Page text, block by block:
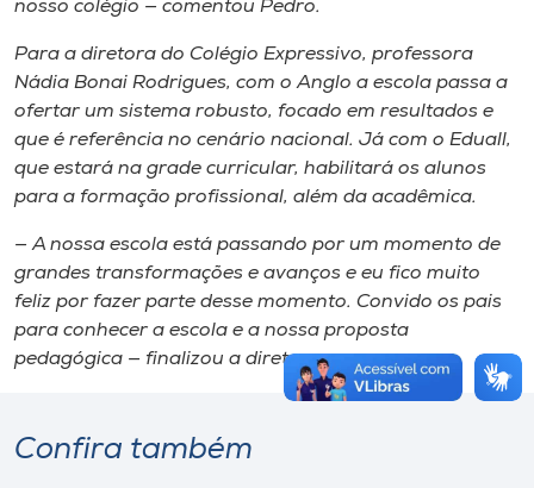
nosso colégio — comentou Pedro.
Para a diretora do Colégio Expressivo, professora
Nádia Bonai Rodrigues, com o Anglo a escola passa a
ofertar um sistema robusto, focado em resultados e
que é referência no cenário nacional. Já com o Eduall,
que estará na grade curricular, habilitará os alunos
para a formação profissional, além da acadêmica.
— A nossa escola está passando por um momento de
grandes transformações e avanços e eu fico muito
feliz por fazer parte desse momento. Convido os pais
para conhecer a escola e a nossa proposta
pedagógica — finalizou a diretora.
Confira também